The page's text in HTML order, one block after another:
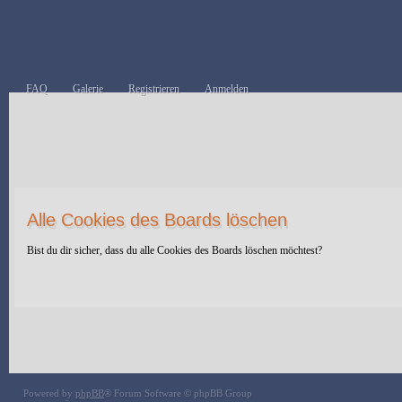
FAQ Galerie Registrieren Anmelden
Alle Cookies des Boards löschen
Bist du dir sicher, dass du alle Cookies des Boards löschen möchtest?
Powered by phpBB® Forum Software © phpBB Group